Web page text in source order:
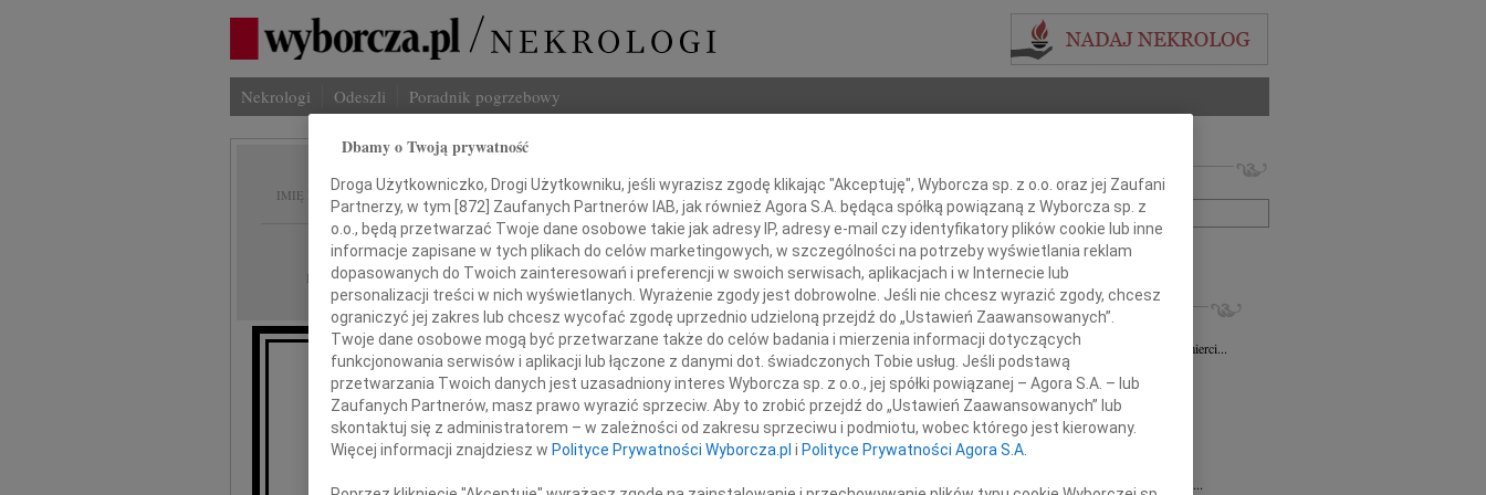
Nekrologi Odeszli Poradnik pogrzebowy
IMIĘ I NAZWISKO: Krystyna Liberska
REGION: Łódź
DATA EMISJI: 13.08.2010
Pawłowi oraz Majce
wyrazy serdecznego współczucia z powodu śmierci Mamy
Imię i nazwisko lub numer ogłoszenia:
+ szukanie zaawansowane
INNE NEKROLOGI
Tadeusz Gapiński 03.08.2026
Z dużym żalem przyjęliśmy wiadomość o śmierci...
31.07.2026Łódź
Wyrazy głębokiego współczucia dla...
29.07.2026
Łódź
Wyrazy współczucia Pani Janinie...
27.07.2026
Pani Joannie Nowińskiej wyrazy głębokiego...
Dbamy o Twoją prywatność
Droga Użytkowniczko, Drogi Użytkowniku, jeśli wyrazisz zgodę klikając "Akceptuję", Wyborcza sp. z o.o. oraz jej Zaufani
Partnerzy, w tym [872] Zaufanych Partnerów IAB, jak również Agora S.A. będąca spółką powiązaną z Wyborcza sp. z
o.o., będą przetwarzać Twoje dane osobowe takie jak adresy IP, adresy e-mail czy identyfikatory plików cookie lub inne
informacje zapisane w tych plikach do celów marketingowych, w szczególności na potrzeby wyświetlania reklam
dopasowanych do Twoich zainteresowań i preferencji w swoich serwisach, aplikacjach i w Internecie lub
personalizacji treści w nich wyświetlanych. Wyrażenie zgody jest dobrowolne. Jeśli nie chcesz wyrazić zgody, chcesz
ograniczyć jej zakres lub chcesz wycofać zgodę uprzednio udzieloną przejdź do „Ustawień Zaawansowanych”.
Twoje dane osobowe mogą być przetwarzane także do celów badania i mierzenia informacji dotyczących
funkcjonowania serwisów i aplikacji lub łączone z danymi dot. świadczonych Tobie usług. Jeśli podstawą
przetwarzania Twoich danych jest uzasadniony interes Wyborcza sp. z o.o., jej spółki powiązanej – Agora S.A. – lub
Zaufanych Partnerów, masz prawo wyrazić sprzeciw. Aby to zrobić przejdź do „Ustawień Zaawansowanych” lub
skontaktuj się z administratorem – w zależności od zakresu sprzeciwu i podmiotu, wobec którego jest kierowany.
Więcej informacji znajdziesz w Polityce Prywatności Wyborcza.pl i Polityce Prywatności Agora S.A.